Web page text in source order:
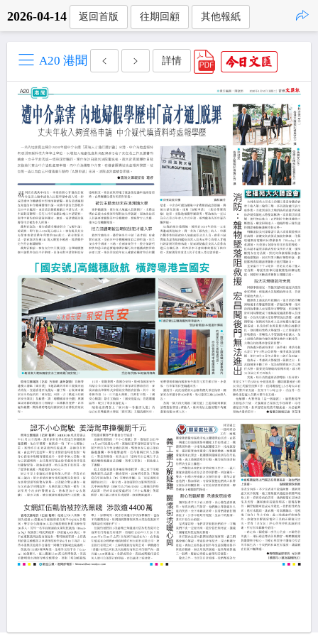
2026-04-14 返回首版 往期回顧 其他報紙
A20 港聞 詳情